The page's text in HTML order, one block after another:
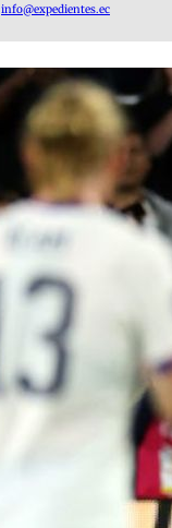
info@expedientes.ec